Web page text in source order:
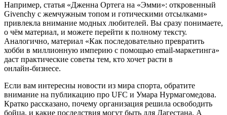
Например, статья «Дженна Ортега на «Эмми»: откровенный
Givenchy с жемчужным топом и готическими отсылками»
привлекла внимание модных любителей. Вы сразу понимаете,
о чём материал, и можете перейти к полному тексту.
Аналогично, материал «Как последовательно превратить
хобби в миллионную империю с помощью email‑маркетинга»
даст практические советы тем, кто хочет расти в
онлайн‑бизнесе.
Если вам интересны новости из мира спорта, обратите
внимание на публикацию про UFC и Умара Нурмагомедова.
Кратко рассказано, почему организация решила освободить
бойца, и какие последствия могут быть для Дагестана. А